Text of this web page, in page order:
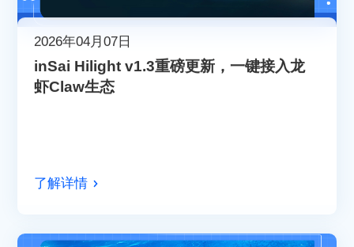
2026年04月07日
inSai Hilight v1.3重磅更新，一键接入龙
虾Claw生态
了解详情